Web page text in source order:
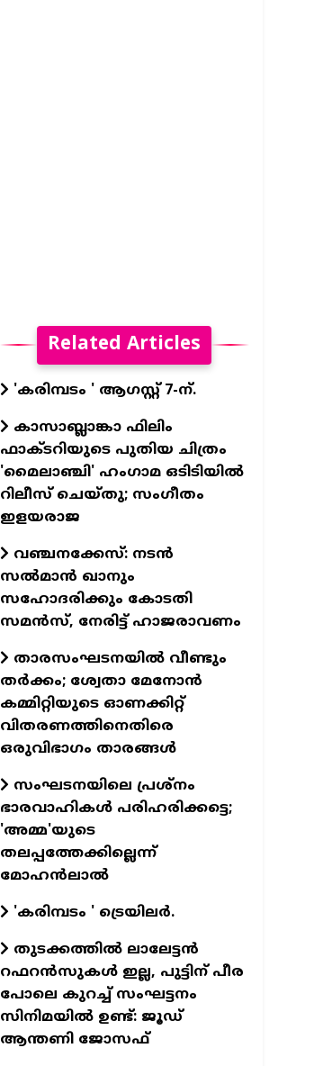
Related Articles
'കരിമ്പടം ' ആഗസ്റ്റ് 7-ന്.
കാസാബ്ലാങ്കാ ഫിലിം
ഫാക്ടറിയുടെ പുതിയ ചിത്രം
'മൈലാഞ്ചി' ഹംഗാമ ഒടിടിയില്‍
റിലീസ് ചെയ്തു; സംഗീതം
ഇളയരാജ
വഞ്ചനക്കേസ്: നടന്‍
സല്‍മാന്‍ ഖാനും
സഹോദരിക്കും കോടതി
സമന്‍സ്, നേരിട്ട് ഹാജരാവണം
താരസംഘടനയില്‍ വീണ്ടും
തര്‍ക്കം; ശ്വേതാ മേനോന്‍
കമ്മിറ്റിയുടെ ഓണക്കിറ്റ്
വിതരണത്തിനെതിരെ
ഒരുവിഭാഗം താരങ്ങള്‍
സംഘടനയിലെ പ്രശ്നം
ഭാരവാഹികൾ പരിഹരിക്കട്ടെ;
'അമ്മ'യുടെ
തലപ്പത്തേക്കില്ലെന്ന്
മോഹൻലാൽ
'കരിമ്പടം ' ട്രെയിലര്‍.
തുടക്കത്തില്‍ ലാലേട്ടന്‍
റഫറന്‍സുകള്‍ ഇല്ല, പുട്ടിന് പീര
പോലെ കുറച്ച് സംഘട്ടനം
സിനിമയില്‍ ഉണ്ട്: ജൂഡ്
ആന്തണി ജോസഫ്